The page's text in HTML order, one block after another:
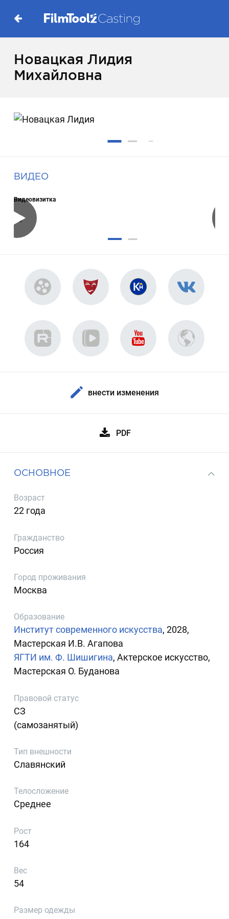
Новацкая Лидия
Михайловна
ВИДЕО
Видеовизитка
внести изменения
PDF
ОСНОВНОЕ
Возраст
22 года
Гражданство
Россия
Город проживания
Москва
Образование
Институт современного искусства, 2028,
Мастерская И.В. Агапова
ЯГТИ им. Ф. Шишигина, Актерское искусство,
Мастерская О. Буданова
Правовой статус
СЗ
(самозанятый)
Тип внешности
Славянский
Телосложение
Среднее
Рост
164
Вес
54
Размер одежды